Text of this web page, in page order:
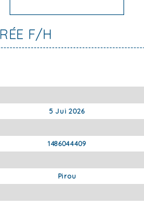
F/H
5 Jui 2026
1486044409
Pirou